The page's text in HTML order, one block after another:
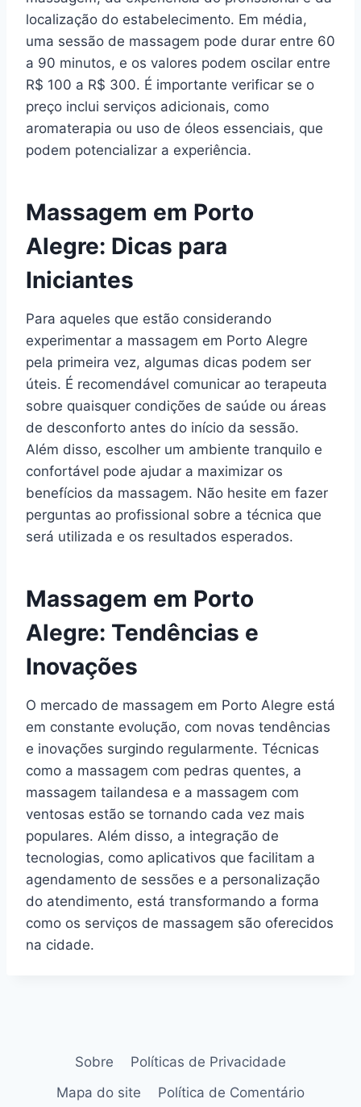
localização do estabelecimento. Em média,
uma sessão de massagem pode durar entre 60
a 90 minutos, e os valores podem oscilar entre
R$ 100 a R$ 300. É importante verificar se o
preço inclui serviços adicionais, como
aromaterapia ou uso de óleos essenciais, que
podem potencializar a experiência.
Massagem em Porto
Alegre: Dicas para
Iniciantes
Para aqueles que estão considerando
experimentar a massagem em Porto Alegre
pela primeira vez, algumas dicas podem ser
úteis. É recomendável comunicar ao terapeuta
sobre quaisquer condições de saúde ou áreas
de desconforto antes do início da sessão.
Além disso, escolher um ambiente tranquilo e
confortável pode ajudar a maximizar os
benefícios da massagem. Não hesite em fazer
perguntas ao profissional sobre a técnica que
será utilizada e os resultados esperados.
Massagem em Porto
Alegre: Tendências e
Inovações
O mercado de massagem em Porto Alegre está
em constante evolução, com novas tendências
e inovações surgindo regularmente. Técnicas
como a massagem com pedras quentes, a
massagem tailandesa e a massagem com
ventosas estão se tornando cada vez mais
populares. Além disso, a integração de
tecnologias, como aplicativos que facilitam a
agendamento de sessões e a personalização
do atendimento, está transformando a forma
como os serviços de massagem são oferecidos
na cidade.
Sobre
Políticas de Privacidade
Mapa do site
Política de Comentário